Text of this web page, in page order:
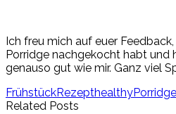
Ich freu mich auf euer
Porridge nachgekocht habt und
genauso gut wie mir. Ganz viel
FrühstückRezepthealthyPorridge
Related Posts